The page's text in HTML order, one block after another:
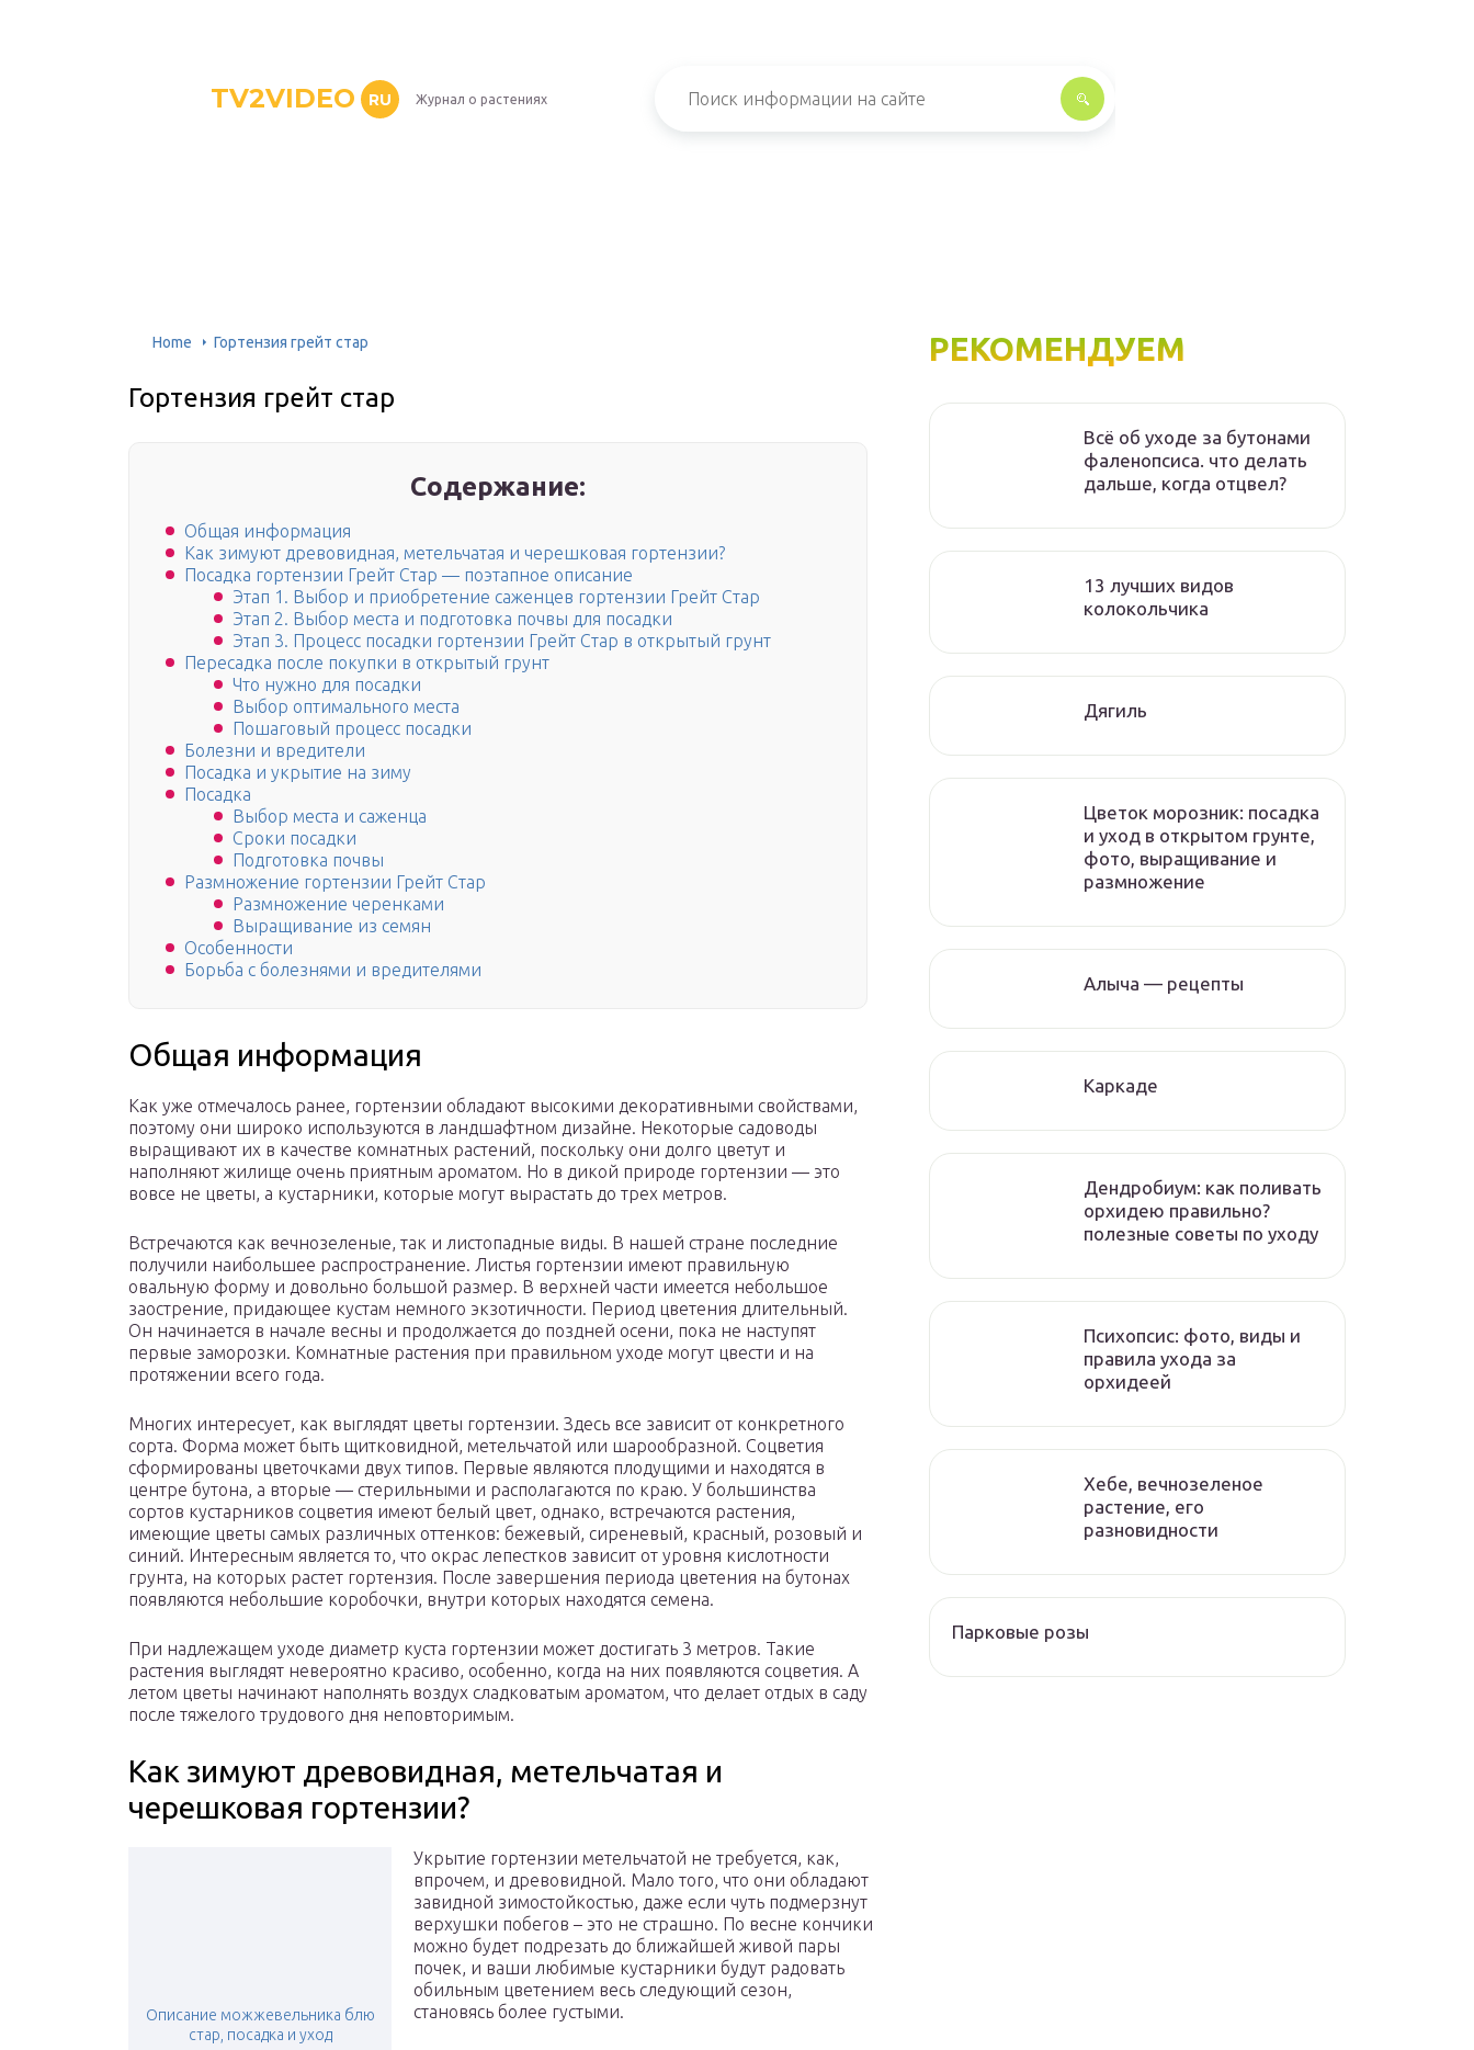
TV2VIDEO RU Журнал о растениях
Home Гортензия грейт стар
Гортензия грейт стар
Содержание:
Общая информация
Как зимуют древовидная, метельчатая и черешковая гортензии?
Посадка гортензии Грейт Стар — поэтапное описание
Этап 1. Выбор и приобретение саженцев гортензии Грейт Стар
Этап 2. Выбор места и подготовка почвы для посадки
Этап 3. Процесс посадки гортензии Грейт Стар в открытый грунт
Пересадка после покупки в открытый грунт
Что нужно для посадки
Выбор оптимального места
Пошаговый процесс посадки
Болезни и вредители
Посадка и укрытие на зиму
Посадка
Выбор места и саженца
Сроки посадки
Подготовка почвы
Размножение гортензии Грейт Стар
Размножение черенками
Выращивание из семян
Особенности
Борьба с болезнями и вредителями
Общая информация
Как уже отмечалось ранее, гортензии обладают высокими декоративными свойствами,
поэтому они широко используются в ландшафтном дизайне. Некоторые садоводы
выращивают их в качестве комнатных растений, поскольку они долго цветут и
наполняют жилище очень приятным ароматом. Но в дикой природе гортензии — это
вовсе не цветы, а кустарники, которые могут вырастать до трех метров.
Встречаются как вечнозеленые, так и листопадные виды. В нашей стране последние
получили наибольшее распространение. Листья гортензии имеют правильную
овальную форму и довольно большой размер. В верхней части имеется небольшое
заострение, придающее кустам немного экзотичности. Период цветения длительный.
Он начинается в начале весны и продолжается до поздней осени, пока не наступят
первые заморозки. Комнатные растения при правильном уходе могут цвести и на
протяжении всего года.
Многих интересует, как выглядят цветы гортензии. Здесь все зависит от конкретного
сорта. Форма может быть щитковидной, метельчатой или шарообразной. Соцветия
сформированы цветочками двух типов. Первые являются плодущими и находятся в
центре бутона, а вторые — стерильными и располагаются по краю. У большинства
сортов кустарников соцветия имеют белый цвет, однако, встречаются растения,
имеющие цветы самых различных оттенков: бежевый, сиреневый, красный, розовый и
синий. Интересным является то, что окрас лепестков зависит от уровня кислотности
грунта, на которых растет гортензия. После завершения периода цветения на бутонах
появляются небольшие коробочки, внутри которых находятся семена.
При надлежащем уходе диаметр куста гортензии может достигать 3 метров. Такие
растения выглядят невероятно красиво, особенно, когда на них появляются соцветия. А
летом цветы начинают наполнять воздух сладковатым ароматом, что делает отдых в саду
после тяжелого трудового дня неповторимым.
Как зимуют древовидная, метельчатая и
черешковая гортензии?
Описание можжевельника блю
стар, посадка и уход
Укрытие гортензии метельчатой не требуется, как,
впрочем, и древовидной. Мало того, что они обладают
завидной зимостойкостью, даже если чуть подмерзнут
верхушки побегов – это не страшно. По весне кончики
можно будет подрезать до ближайшей живой пары
почек, и ваши любимые кустарники будут радовать
обильным цветением весь следующий сезон,
становясь более густыми.
РЕКОМЕНДУЕМ
Всё об уходе за бутонами
фаленопсиса. что делать
дальше, когда отцвел?
13 лучших видов
колокольчика
Дягиль
Цветок морозник: посадка
и уход в открытом грунте,
фото, выращивание и
размножение
Алыча — рецепты
Каркаде
Дендробиум: как поливать
орхидею правильно?
полезные советы по уходу
Психопсис: фото, виды и
правила ухода за
орхидеей
Хебе, вечнозеленое
растение, его
разновидности
Парковые розы